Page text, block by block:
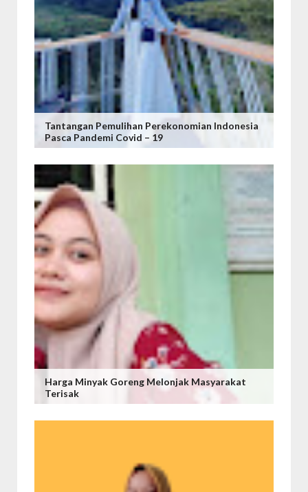
Tantangan Pemulihan Perekonomian Indonesia
Pasca Pandemi Covid – 19
Harga Minyak Goreng Melonjak Masyarakat
Terisak